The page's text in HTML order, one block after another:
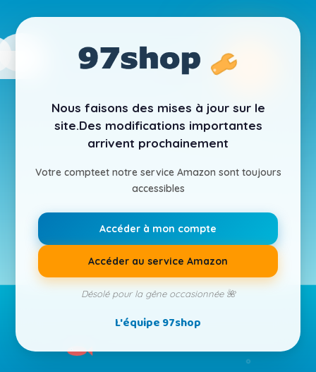
Nous faisons des mises à jour sur le
site.Des modifications importantes
arrivent prochainement
Votre compteet notre service Amazon sont toujours
accessibles
Accéder à mon compte
Accéder au service Amazon
Désolé pour la gêne occasionnée 🌺
L'équipe 97shop